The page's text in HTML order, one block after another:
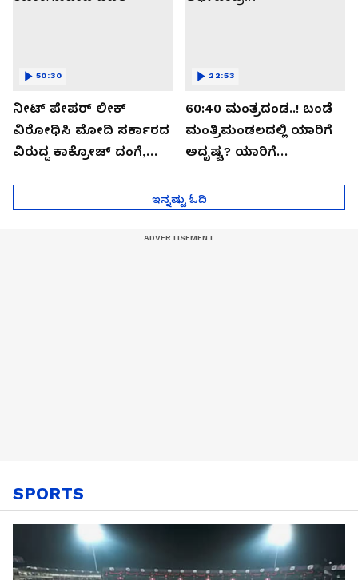
ನೀಟ್ ಪೇಪರ್ ಲೀಕ್
ವಿರೋಧಿಸಿ ಮೋದಿ ಸರ್ಕಾರದ
ವಿರುದ್ದ ಕಾಕ್ರೋಚ್ ದಂಗೆ,
50:30
60:40 ಮಂತ್ರದಂಡ..! ಬಂಡೆ
ಮಂತ್ರಿಮಂಡಲದಲ್ಲಿ ಯಾರಿಗೆ
ಅದೃಷ್ಟ? ಯಾರಿಗೆ
22:53
ಇನ್ನಷ್ಟು ಓದಿ
SPORTS